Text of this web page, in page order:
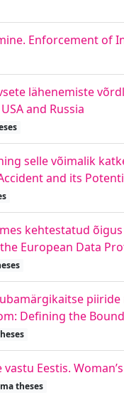
Enforcement of
lähenemiste
and Russia
selle võimalik
and its
kehtestatud
European Data
Defining the
Eestis.
theses